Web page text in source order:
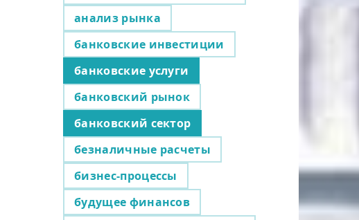
анализ рынка
банковские инвестиции
банковские услуги
банковский рынок
банковский сектор
безналичные расчеты
бизнес-процессы
будущее финансов